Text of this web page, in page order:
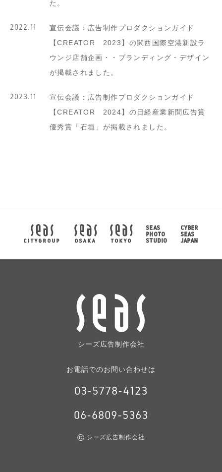
た。
2022.11
宣伝会議：広告制作プロダクションガイド
【CREATOR 2023】の関西国際空港新設ラ
ウンジ店舗企画・・ブランディング・デザイン
が掲載されました。
2023.11
宣伝会議：広告制作プロダクションガイド
【CREATOR 2024】の日経産業新聞広告賞
優秀賞「石垣」が掲載されました。
CITYGROUP OSAKA TOKYO
SEAS
PHOTO
STUDIO
CYBER
SEAS
JAPAN
シーズ広告制作会社
お電話でのお問い合わせは
03-5778-4123
06-6809-5363
© シーズ広告制作会社